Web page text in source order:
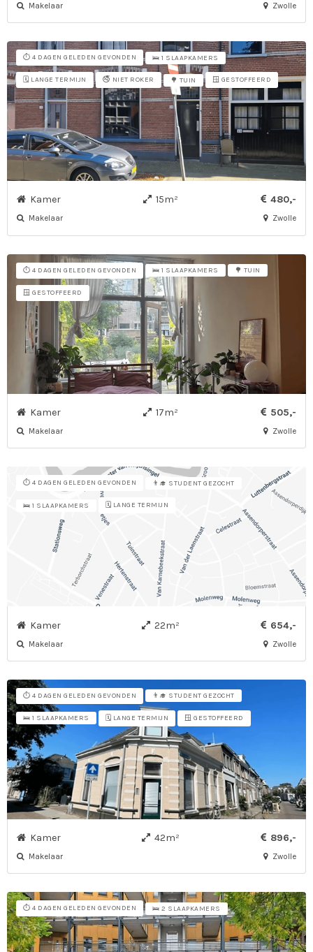
Makelaar Zwolle
⏱️ 4 DAGEN GELEDEN GEVONDEN 🛌 1 SLAAPKAMERS
🗓️ LANGE TERMIJN 🚭 NIET ROKER 🌳 TUIN 🪟 GESTOFFEERD
Kamer 15m² 480,-
Makelaar Zwolle
⏱️ 4 DAGEN GELEDEN GEVONDEN 🛌 1 SLAAPKAMERS 🌳 TUIN
🪟 GESTOFFEERD
Kamer 17m² 505,-
Makelaar Zwolle
⏱️ 4 DAGEN GELEDEN GEVONDEN 👨‍🎓 STUDENT GEZOCHT
🛌 1 SLAAPKAMERS 🗓️ LANGE TERMIJN
Kamer 22m² 654,-
Makelaar Zwolle
⏱️ 4 DAGEN GELEDEN GEVONDEN 👨‍🎓 STUDENT GEZOCHT
🛌 1 SLAAPKAMERS 🗓️ LANGE TERMIJN 🪟 GESTOFFEERD
Kamer 42m² 896,-
Makelaar Zwolle
⏱️ 4 DAGEN GELEDEN GEVONDEN 🛌 2 SLAAPKAMERS